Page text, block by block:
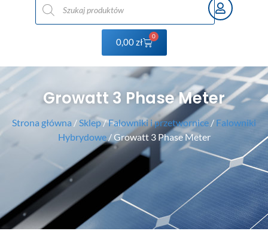
0,00zł
0
Growatt 3 Phase Meter
Strona główna / Sklep/Falowniki i przetwornice / Falowniki
Hybrydowe/ Growatt 3 Phase Meter